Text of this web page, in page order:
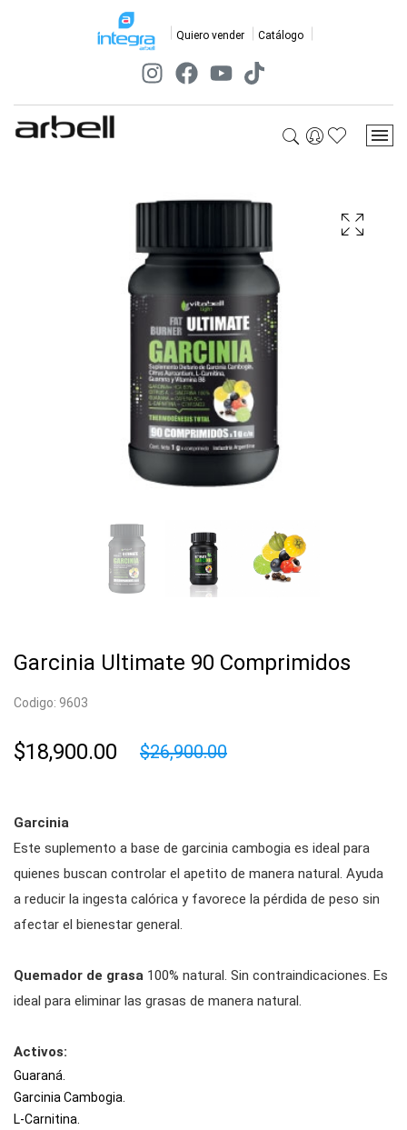
Quiero vender Catálogo
Garcinia Ultimate 90 Comprimidos
Codigo: 9603
$18,900.00 $26,900.00
Garcinia
Este suplemento a base de garcinia cambogia es ideal para
quienes buscan controlar el apetito de manera natural. Ayuda
a reducir la ingesta calórica y favorece la pérdida de peso sin
afectar el bienestar general.
Quemador de grasa 100% natural. Sin contraindicaciones. Es
ideal para eliminar las grasas de manera natural.
Activos:
Guaraná.
Garcinia Cambogia.
L-Carnitina.